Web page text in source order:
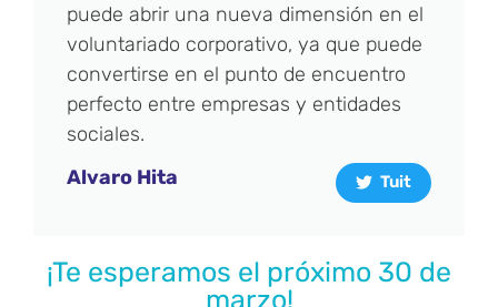
puede abrir una nueva dimensión en el
voluntariado corporativo, ya que puede
convertirse en el punto de encuentro
perfecto entre empresas y entidades
sociales.
Alvaro Hita
Tuit
¡Te esperamos el próximo 30 de
marzo!